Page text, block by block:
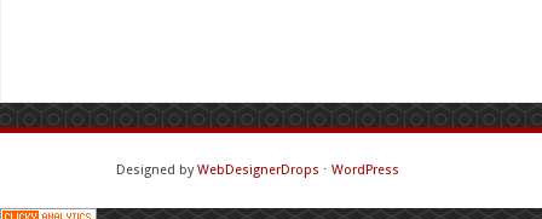
Designed byWebDesignerDrops ⋅ WordPress